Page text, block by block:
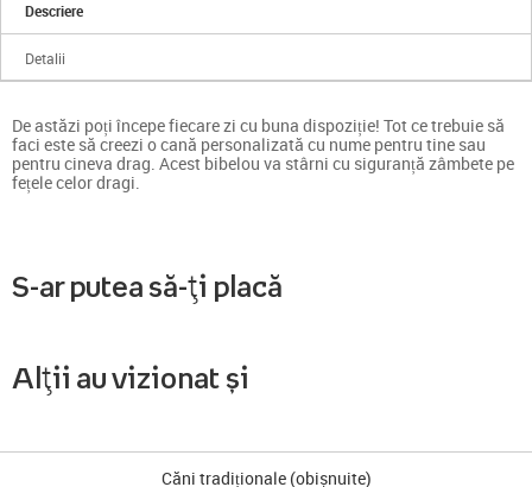
Descriere
Detalii
De astăzi poți începe fiecare zi cu buna dispoziție! Tot ce trebuie să
faci este să creezi o cană personalizată cu nume pentru tine sau
pentru cineva drag. Acest bibelou va stârni cu siguranță zâmbete pe
fețele celor dragi.
S-ar putea să-ți placă
Alții au vizionat și
Căni tradiționale (obișnuite)